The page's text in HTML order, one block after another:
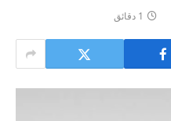
1 دقائق